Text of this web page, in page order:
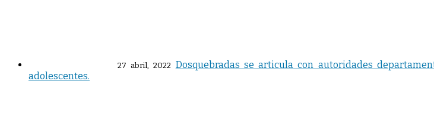
27 abril, 2022 Dosquebradas se articula con autoridades
adolescentes.